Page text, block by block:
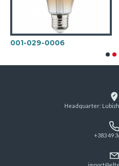
001-029-0006
Headquarter:
+383 49